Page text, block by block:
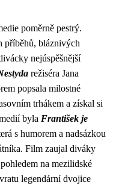
poměrně pestrý.
příběhů, bláznivých
nejúspěšnější
režiséra Jana
popsala milostné
trhákem a získal si
byla František je
s humorem a nadsázkou
Film zaujal diváky
na mezilidské
legendární dvojice